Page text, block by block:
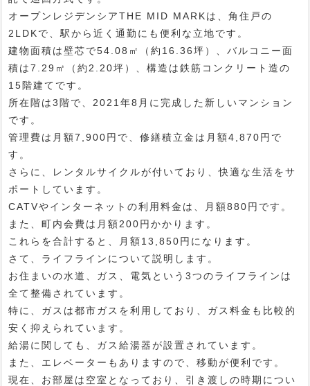
オープンレジデンシアTHE MID MARKは、角住戸の
2LDKで、駅から近く通勤にも便利な立地です。
建物面積は壁芯で54.08㎡（約16.36坪）、バルコニー面
積は7.29㎡（約2.20坪）、構造は鉄筋コンクリート造の
15階建てです。
所在階は3階で、2021年8月に完成した新しいマンション
です。
管理費は月額7,900円で、修繕積立金は月額4,870円で
す。
さらに、レンタルサイクルが付いており、快適な生活をサ
ポートしています。
CATVやインターネットの利用料金は、月額880円です。
また、町内会費は月額200円かかります。
これらを合計すると、月額13,850円になります。
さて、ライフラインについて説明します。
お住まいの水道、ガス、電気という3つのライフラインは
全て整備されています。
特に、ガスは都市ガスを利用しており、ガス料金も比較的
安く抑えられています。
給湯に関しても、ガス給湯器が設置されています。
また、エレベーターもありますので、移動が便利です。
現在、お部屋は空室となっており、引き渡しの時期につい